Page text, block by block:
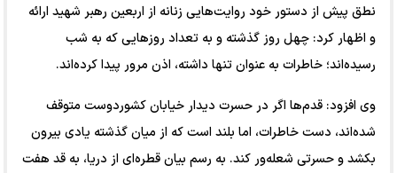
نطق پیش از دستور خود روایت‌هایی زنانه از اربعین رهبر شهید ارائه
و اظهار کرد: چهل روز گذشته و به تعداد روز‌هایی که به شب
رسیده‌اند؛ خاطرات به عنوان تنها داشته، اذن مرور پیدا کرده‌اند.
وی افزود: قدم‌ها اگر در حسرت دیدار خیابان کشوردوست متوقف
شده‌اند، دست خاطرات، اما بلند است که از میان گذشته یادی بیرون
بکشد و حسرتی شعله‌ور کند. به رسم بیان قطره‌ای از دریا، به قد هفت